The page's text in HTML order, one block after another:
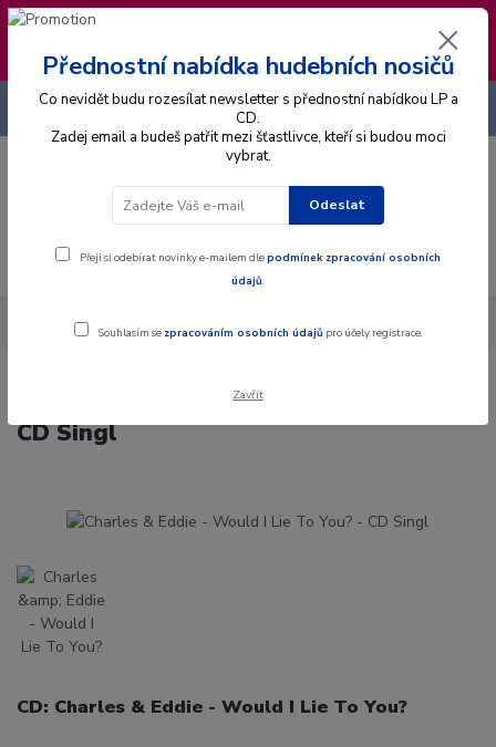
❣️ Od 4.8. do 13.8. čerpám dovolenou. Datum
expedice objednávek se posouvá na pátek
14.8.2026 🐋
Menu
CZK
+420 725 736 293
Alba CD Charles & Eddie - Would I Lie To You? - CD Singl
Charles & Eddie - Would I Lie To You? -
CD Singl
CD: Charles & Eddie - Would I Lie To You?
Přednostní nabídka hudebních nosičů
Co nevidět budu rozesílat newsletter s přednostní nabídkou LP a
CD.
Zadej email a budeš patřit mezi šťastlivce, kteří si budou moci
vybrat.
Odeslat
Přeji si odebírat novinky e-mailem dlepodmínek zpracování osobních
údajů.
Souhlasím se zpracováním osobních údajů pro účely registrace.
Zavřít